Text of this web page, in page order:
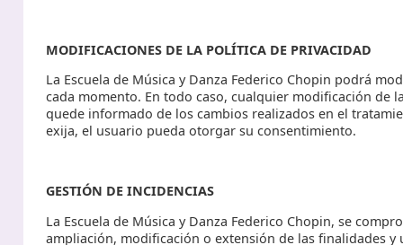
MODIFICACIONES DE LA POLÍTICA DE PRIVACIDAD
La Escuela de Música y Danza Federico Chopin podrá
cada momento. En todo caso, cualquier modificación de
quede informado de los cambios realizados en el
exija, el usuario pueda otorgar su consentimiento.
GESTIÓN DE INCIDENCIAS
La Escuela de Música y Danza Federico Chopin, se
ampliación, modificación o extensión de las finalidades